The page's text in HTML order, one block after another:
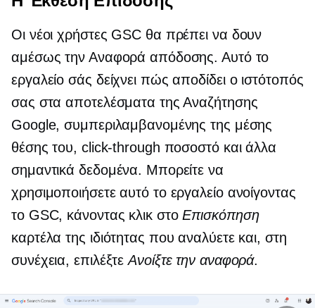
Οι νέοι χρήστες GSC θα πρέπει να δουν
αμέσως την Αναφορά απόδοσης. Αυτό το
εργαλείο σάς δείχνει πώς αποδίδει ο ιστότοπός
σας στα αποτελέσματα της Αναζήτησης
Google, συμπεριλαμβανομένης της μέσης
θέσης του, click-through ποσοστό και άλλα
σημαντικά δεδομένα. Μπορείτε να
χρησιμοποιήσετε αυτό το εργαλείο ανοίγοντας
το GSC, κάνοντας κλικ στοΕπισκόπηση
καρτέλα της ιδιότητας που αναλύετε και, στη
συνέχεια, επιλέξτεΑνοίξτε την αναφορά.